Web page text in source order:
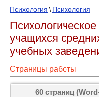
Психология \ Психология
учащихся
учебных
Страницы работы
60 страниц